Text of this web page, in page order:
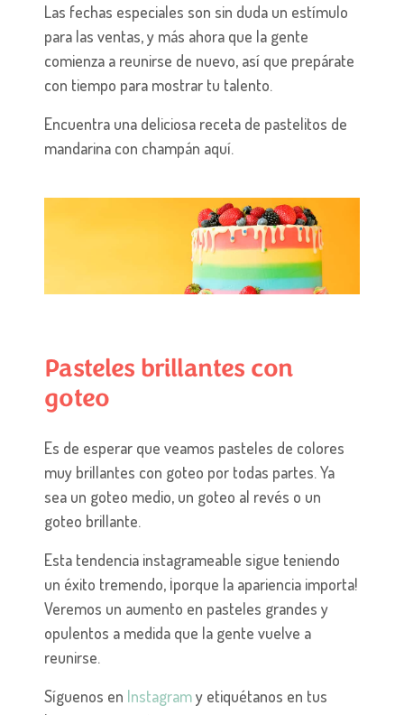
Las fechas especiales son sin duda un estímulo
para las ventas, y más ahora que la gente
comienza a reunirse de nuevo, así que prepárate
con tiempo para mostrar tu talento.
Encuentra una deliciosa receta de pastelitos de
mandarina con champán aquí.
Pasteles brillantes con
goteo
Es de esperar que veamos pasteles de colores
muy brillantes con goteo por todas partes. Ya
sea un goteo medio, un goteo al revés o un
goteo brillante.
Esta tendencia instagrameable sigue teniendo
un éxito tremendo, ¡porque la apariencia importa!
Veremos un aumento en pasteles grandes y
opulentos a medida que la gente vuelve a
reunirse.
Síguenos en Instagramy etiquétanos en tus